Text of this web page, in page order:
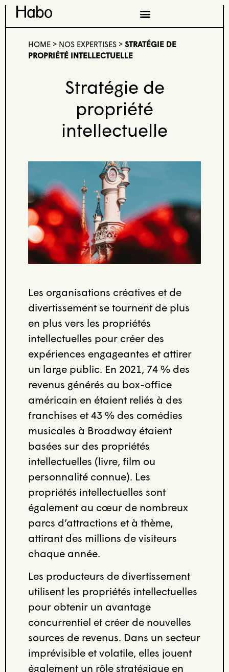
HOME> NOS EXPERTISES> STRATÉGIE DE
PROPRIÉTÉ INTELLECTUELLE
Stratégie de
propriété
intellectuelle
Les organisations créatives et de
divertissement se tournent de plus
en plus vers les propriétés
intellectuelles pour créer des
expériences engageantes et attirer
un large public. En 2021, 74 % des
revenus générés au box-office
américain en étaient reliés à des
franchises et 43 % des comédies
musicales à Broadway étaient
basées sur des propriétés
intellectuelles (livre, film ou
personnalité connue). Les
propriétés intellectuelles sont
également au cœur de nombreux
parcs d’attractions et à thème,
attirant des millions de visiteurs
chaque année.
Les producteurs de divertissement
utilisent les propriétés intellectuelles
pour obtenir un avantage
concurrentiel et créer de nouvelles
sources de revenus. Dans un secteur
imprévisible et volatile, elles jouent
également un rôle stratégique en